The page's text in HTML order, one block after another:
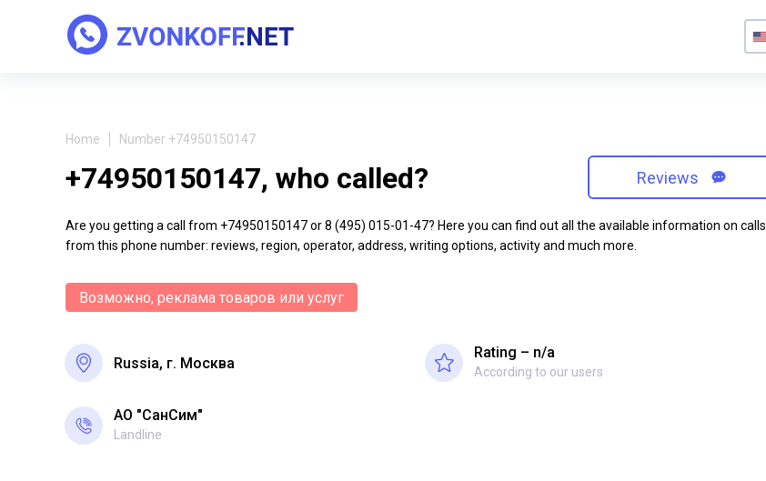
Home Number +74950150147
+74950150147, who called? Reviews
Are you getting a call from +74950150147 or 8 (495) 015-01-47? Here you can find out all the available information on calls
from this phone number: reviews, region, operator, address, writing options, activity and much more.
Возможно, реклама товаров или услуг
Russia, г. Москва
Rating – n/a
According to our users
АО "СанСим"
Landline